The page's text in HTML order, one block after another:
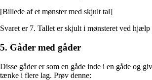
[Billede af et mønster med skjult tal]
Svaret er 7. Tallet er skjult i mønsteret ved
5. Gåder med gåder
Disse gåder er som en gåde inde i en gåde og
tænke i flere lag. Prøv denne: